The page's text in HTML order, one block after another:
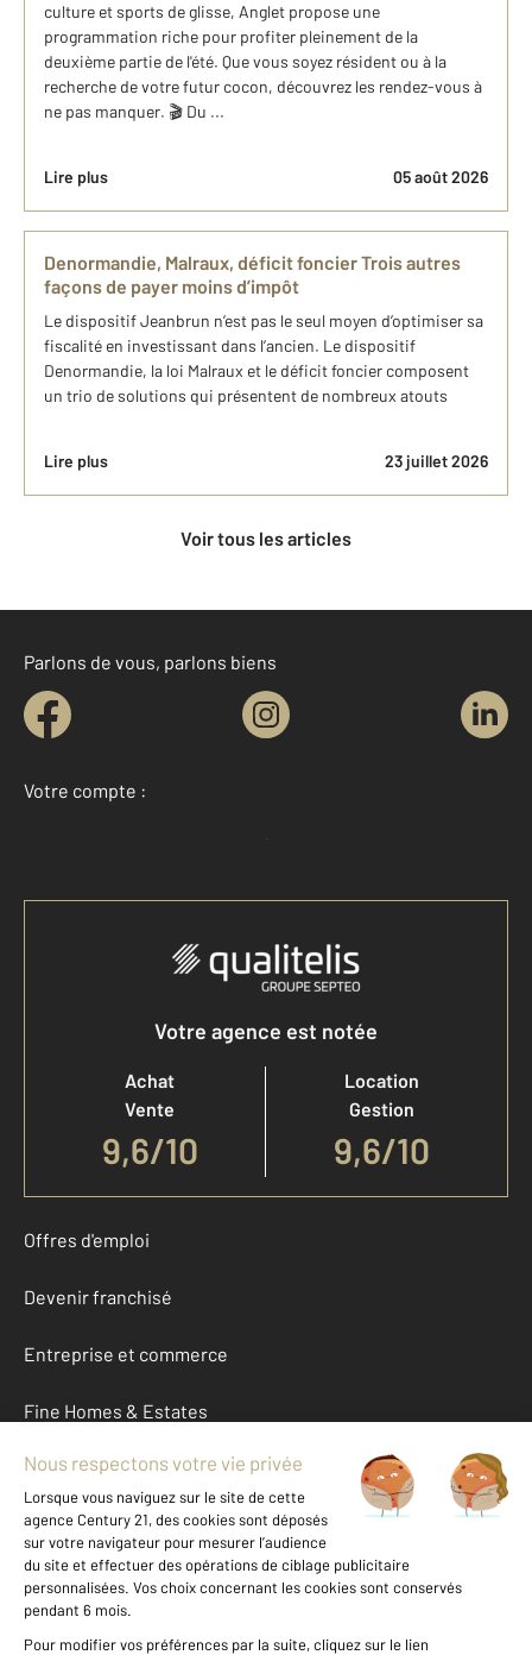
culture et sports de glisse, Anglet propose une
programmation riche pour profiter pleinement de la
deuxième partie de l'été. Que vous soyez résident ou à la
recherche de votre futur cocon, découvrez les rendez-vous à
ne pas manquer. 🎬 Du ...
Lire plus 05 août 2026
Denormandie, Malraux, déficit foncier Trois autres
façons de payer moins d’impôt
Le dispositif Jeanbrun n’est pas le seul moyen d’optimiser sa
fiscalité en investissant dans l’ancien. Le dispositif
Denormandie, la loi Malraux et le déficit foncier composent
un trio de solutions qui présentent de nombreux atouts
Lire plus 23 juillet 2026
Voir tous les articles
Parlons de vous, parlons biens
Votre compte :
Accéder à mon compte
Votre agence est notée
Achat
Vente
9,6/10
Location
Gestion
9,6/10
Offres d'emploi
Devenir franchisé
Entreprise et commerce
Fine Homes & Estates
À propos
International
Nous contacter